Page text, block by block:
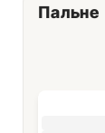
Пальне